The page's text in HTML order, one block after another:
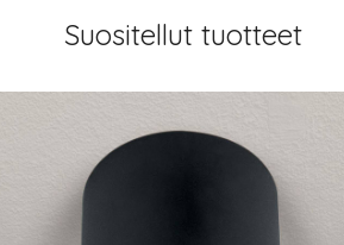
Suositellut tuotteet